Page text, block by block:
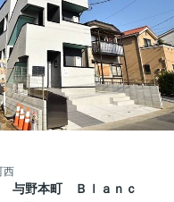
西
与野本町 Ｂｌａｎｃ